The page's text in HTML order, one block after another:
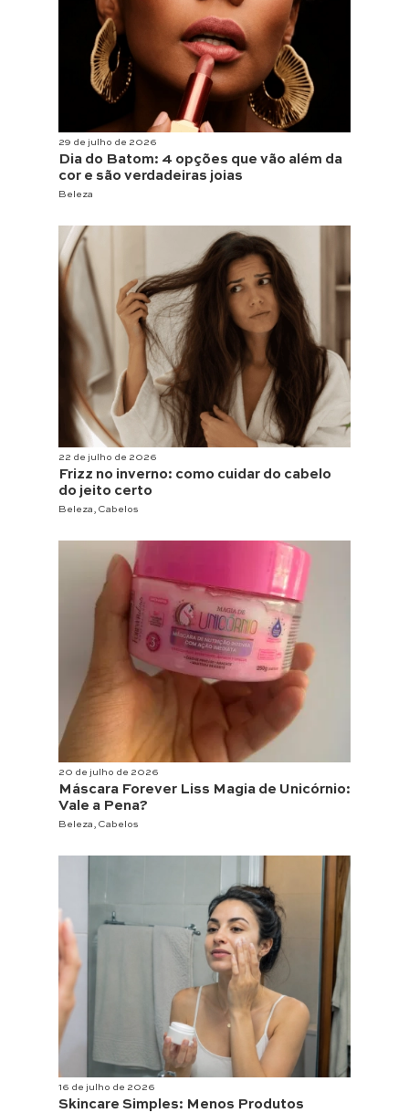
29 de julho de 2026
Dia do Batom: 4 opções que vão além da
cor e são verdadeiras joias
Beleza
22 de julho de 2026
Frizz no inverno: como cuidar do cabelo
do jeito certo
Beleza , Cabelos
20 de julho de 2026
Máscara Forever Liss Magia de Unicórnio:
Vale a Pena?
Beleza , Cabelos
16 de julho de 2026
Skincare Simples: Menos Produtos